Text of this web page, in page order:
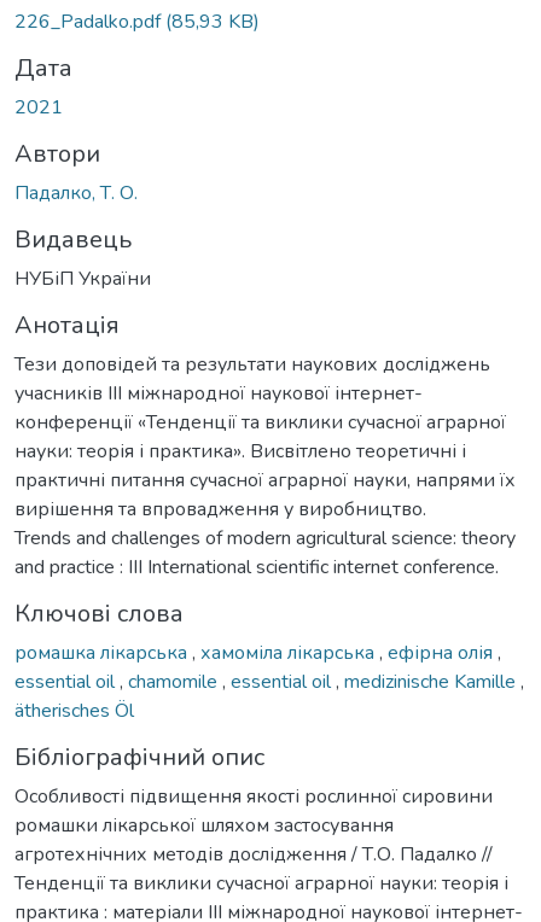
226_Padalko.pdf(85,93 KB)
Дата
2021
Автори
Падалко, Т. О.
Видавець
НУБіП України
Анотація
Тези доповідей та результати наукових досліджень
учасників IIІ міжнародної наукової інтернет-
конференції «Тенденції та виклики сучасної аграрної
науки: теорія і практика». Висвітлено теоретичні і
практичні питання сучасної аграрної науки, напрями їх
вирішення та впровадження у виробництво.
Trends and challenges of modern agricultural science: theory
and practice : III International scientific internet conference.
Ключові слова
ромашка лікарська , хамоміла лікарська , ефірна олія ,
essential oil, chamomile , essential oil, medizinische Kamille ,
ätherisches Öl
Бібліографічний опис
Особливості підвищення якості рослинної сировини
ромашки лікарської шляхом застосування
агротехнічних методів дослідження / Т.О. Падалко //
Тенденції та виклики сучасної аграрної науки: теорія і
практика : матеріали IIІ міжнародної наукової інтернет-